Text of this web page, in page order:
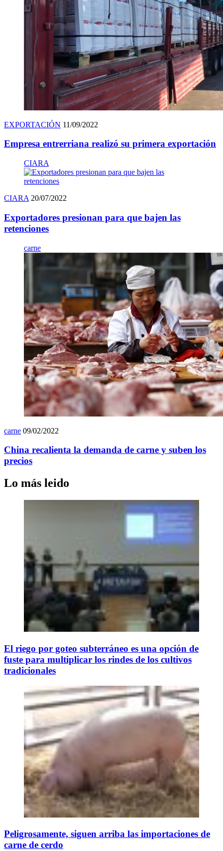
EXPORTACIÓN 11/09/2022
Empresa entrerriana realizó su primera exportación
CIARA
CIARA 20/07/2022
Exportadores presionan para que bajen las
retenciones
carne
carne 09/02/2022
China recalienta la demanda de carne y suben los
precios
Lo más leido
El riego por goteo subterráneo es una opción de
fuste para multiplicar los rindes de los cultivos
tradicionales
Peligrosamente, siguen arriba las importaciones de
carne de cerdo